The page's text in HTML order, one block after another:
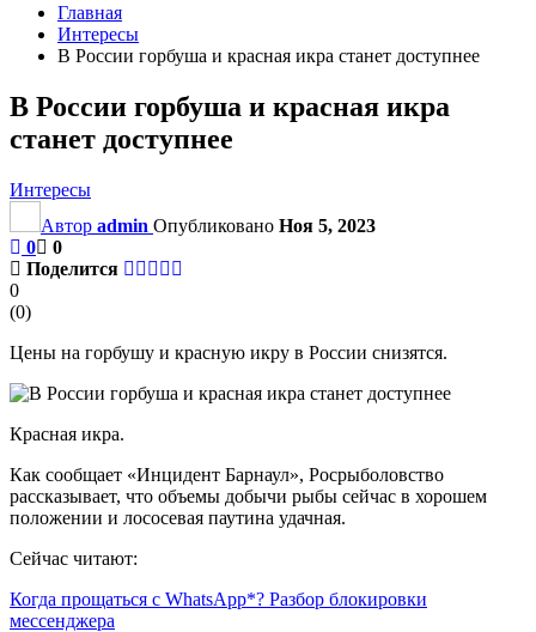
Главная
Интересы
В России горбуша и красная икра станет доступнее
В России горбуша и красная икра
станет доступнее
Интересы
Автор admin Опубликовано Ноя 5, 2023
0
0
Поделится
0
(0)
Цены на горбушу и красную икру в России снизятся.
Красная икра.
Как сообщает «Инцидент Барнаул», Росрыболовство
рассказывает, что объемы добычи рыбы сейчас в хорошем
положении и лососевая паутина удачная.
Сейчас читают:
Когда прощаться с WhatsApp*? Разбор блокировки
мессенджера